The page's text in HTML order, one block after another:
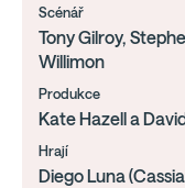
Scénář
Tony Gilroy,
Willimon
Produkce
Kate Hazell a
Hrají
Diego Luna